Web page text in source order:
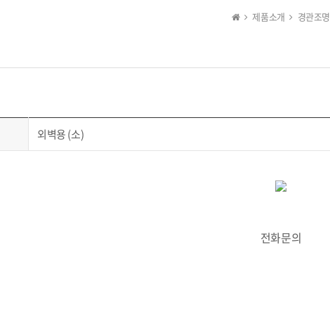
제품소개 경관조명
외벽용 (소)
전화문의